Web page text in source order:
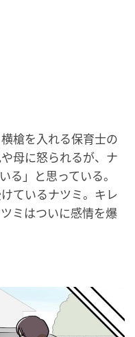
槍を入れる保育士の
母に怒られるが、ナ
る」と思っている。
ているナツミ。キレ
ミはついに感情を爆